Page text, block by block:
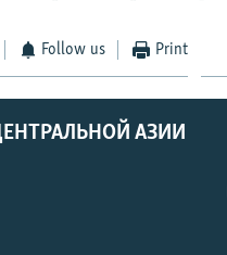
Follow us Print
АЗИИ